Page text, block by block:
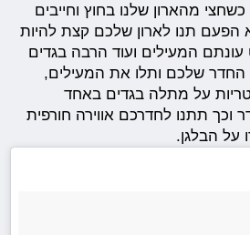
מהארון שלנו בחוץ וחייבים
הפעם תנו לארון שלכם קצת להיות
המעילים ועוד הרבה בגדים
החדר שלכם ותלו את המעילים,
על מתלה בגדים באחד
וכך תתנו לחדרכם אווירה חורפית
על הבלגן.